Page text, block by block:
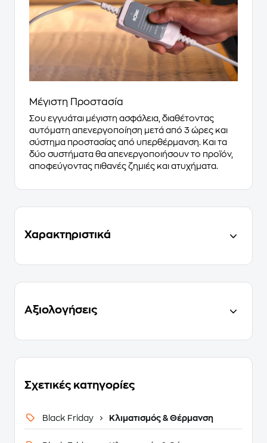
Μέγιστη Προστασία
Σου εγγυάται μέγιστη ασφάλεια, διαθέτοντας
αυτόματη απενεργοποίηση μετά από 3 ώρες και
σύστημα προστασίας από υπερθέρμανση. Και τα
δύο συστήματα θα απενεργοποιήσουν το προϊόν,
αποφεύγοντας πιθανές ζημιές και ατυχήματα.
Χαρακτηριστικά
Αξιολογήσεις
Σχετικές κατηγορίες
Black Friday Κλιματισμός & Θέρμανση